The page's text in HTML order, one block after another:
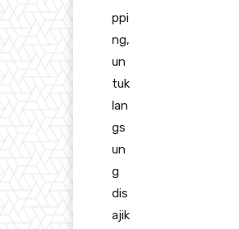
ppi
ng,
un
tuk
lan
gs
un
g
dis
ajik